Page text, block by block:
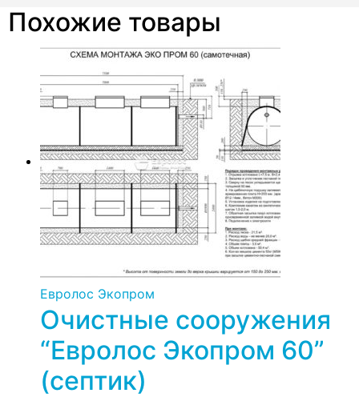
Похожие товары
Евролос Экопром
Очистные сооружения
“Евролос Экопром 60”
(септик)